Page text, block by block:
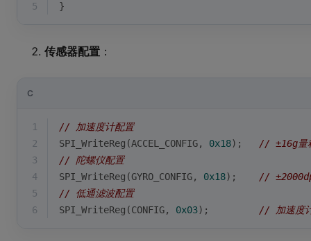
5
}
传感器配置 ：
C
1
// 加速度计配置
2
SPI_WriteReg(ACCEL_CONFIG, 0x18); // ±16g量
3
// 陀螺仪配置
4
SPI_WriteReg(GYRO_CONFIG, 0x18); //
5
// 低通滤波配置
6
SPI_WriteReg(CONFIG, 0x03); // 加速度